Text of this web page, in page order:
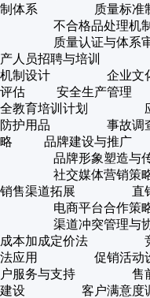
制体系 质量标准
不合格品处理机
质量认证与体
产人员招聘与培训
机制设计 企业文
评估 安全生产
全教育培训计划
防护用品 事故调查与
略 品牌建设与推广
品牌形象塑造与
社交媒体营销策
销售渠道拓展 直
电商平台合作策
渠道冲突管理
成本加成定价法
法应用 促销活
户服务与支持 售
建设 客户满意度